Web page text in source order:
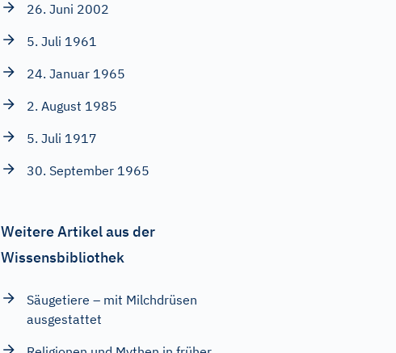
26. Juni 2002
5. Juli 1961
24. Januar 1965
2. August 1985
5. Juli 1917
30. September 1965
Weitere Artikel aus der
Wissensbibliothek
Säugetiere – mit Milchdrüsen
ausgestattet